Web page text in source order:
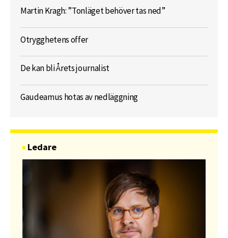
Martin Kragh: ”Tonläget behöver tas ned”
Otrygghetens offer
De kan bli Årets journalist
Gaudeamus hotas av nedläggning
Ledare